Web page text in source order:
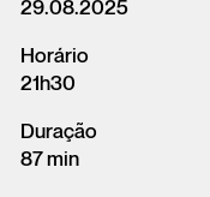
Acceso
29.08.2025
Horário
21h30
Duração
87 min